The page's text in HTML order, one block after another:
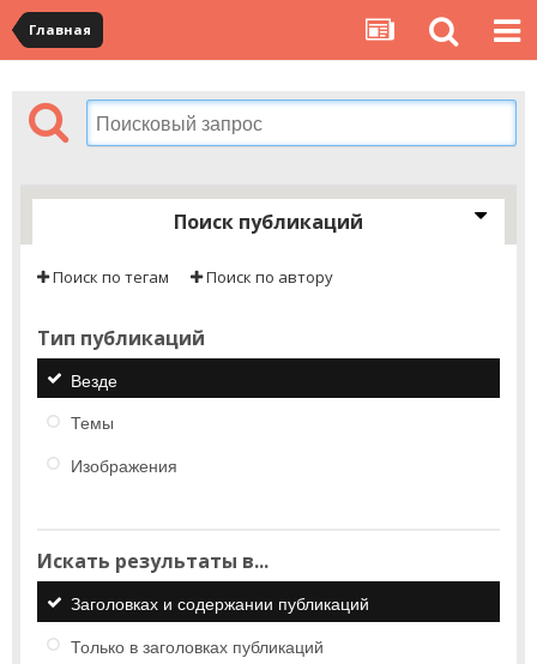
Главная
Поиск публикаций
Поиск по тегам Поиск по автору
Тип публикаций
Везде
Темы
Изображения
Искать результаты в...
Заголовках и содержании публикаций
Только в заголовках публикаций